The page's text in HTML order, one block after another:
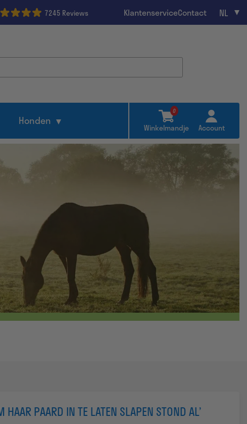
7245 Reviews KlantenserviceContact NL
Honden
0
Winkelmandje Account
HAAR PAARD IN TE LATEN SLAPEN STOND AL’